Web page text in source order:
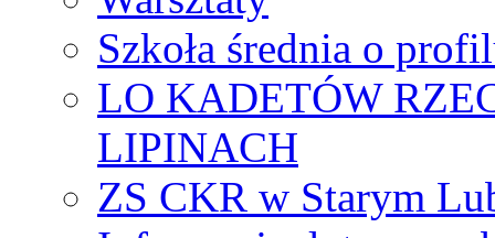
Szkoła średnia o
LO KADETÓW
LIPINACH
ZS CKR w Starym